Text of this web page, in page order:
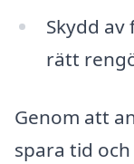
Skydd
rätt
Genom att
spara tid